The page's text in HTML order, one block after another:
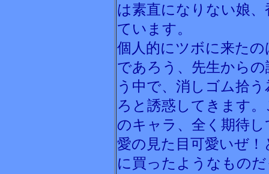
は素直になりない娘
ています。
個人的にツボに来た
であろう、先生から
う中で、消しゴム拾
ろと誘惑してきます
のキャラ、全く期待
愛の見た目可愛いぜ
に買ったようなもの